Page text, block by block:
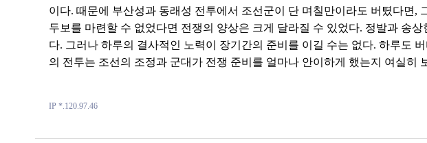
이다. 때문에 부산성과 동래성 전투에서 조선군이 단 며칠만이라도 버텼다면,
두보를 마련할 수 없었다면 전쟁의 양상은 크게 달라질 수 있었다. 정발과 송
다. 그러나 하루의 결사적인 노력이 장기간의 준비를 이길 수는 없다. 하루도
의 전투는 조선의 조정과 군대가 전쟁 준비를 얼마나 안이하게 했는지 여실히
IP *.120.97.46